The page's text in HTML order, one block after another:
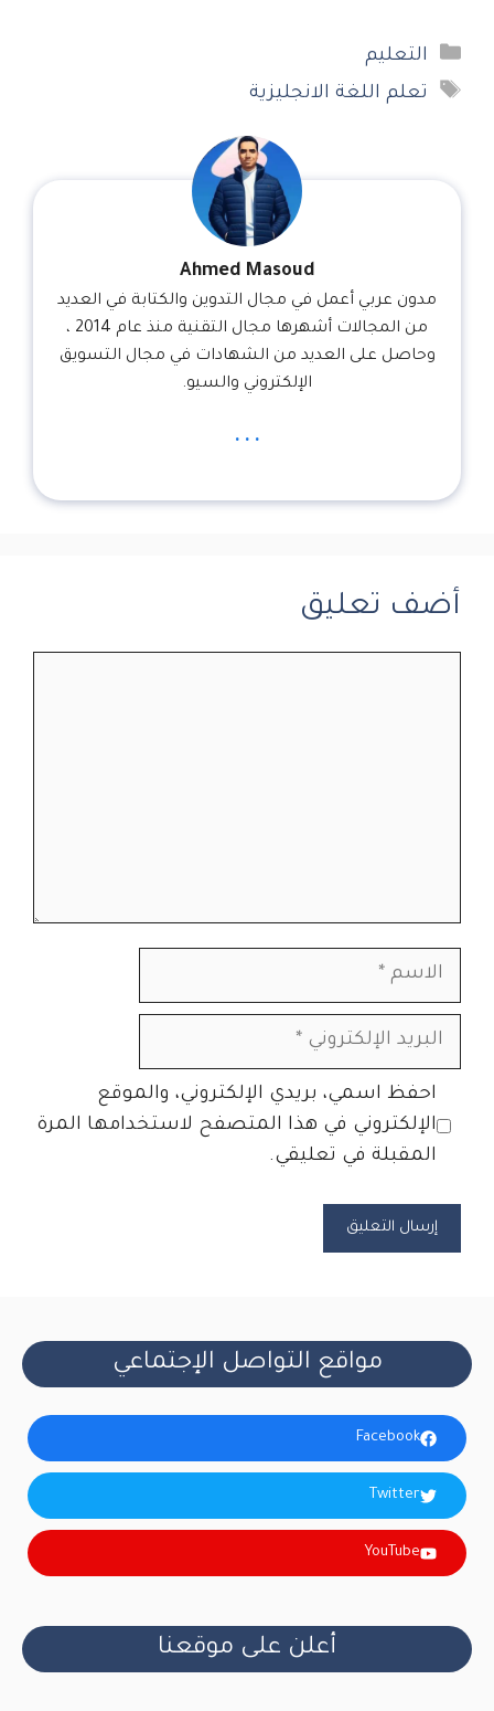
التصنيفات
التعليم
الوسوم
تعلم اللغة الانجليزية
Ahmed Masoud
مدون عربي أعمل في مجال التدوين والكتابة في العديد
من المجالات أشهرها مجال التقنية منذ عام 2014 ،
وحاصل على العديد من الشهادات في مجال التسويق
الإلكتروني والسيو.
...
أضف تعليق
الاسم
البريد
الموقع
الإلكتروني
احفظ اسمي، بريدي الإلكتروني، والموقع
الإلكتروني في هذا المتصفح لاستخدامها المرة
المقبلة في تعليقي.
مواقع التواصل الإجتماعي
Facebook
Twitter
YouTube
أعلن على موقعنا